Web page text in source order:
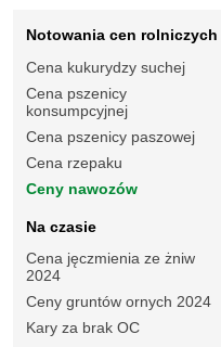
Notowania cen rolniczych
Cena kukurydzy suchej
Cena pszenicy
konsumpcyjnej
Cena pszenicy paszowej
Cena rzepaku
Ceny nawozów
Na czasie
Cena jęczmienia ze żniw
2024
Ceny gruntów ornych 2024
Kary za brak OC